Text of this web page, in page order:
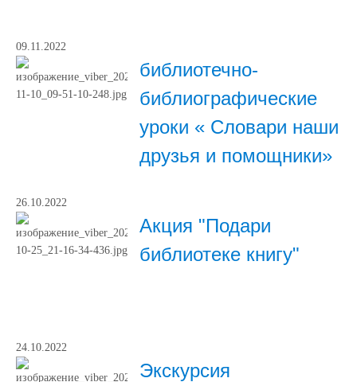
09.11.2022
библиотечно-
библиографические
уроки « Словари наши
друзья и помощники»
26.10.2022
Акция "Подари
библиотеке книгу"
24.10.2022
Экскурсия